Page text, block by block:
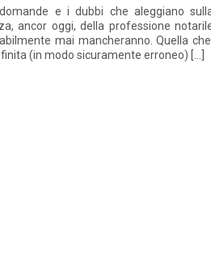
e i dubbi che aleggiano
ancor oggi, della professione
mai mancheranno. Quella
(in modo sicuramente erroneo) […]